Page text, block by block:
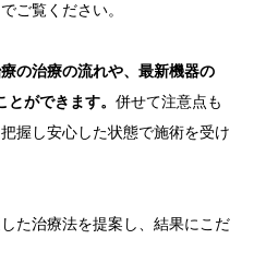
ご覧ください。
の治療の流れや、最新機器の
ができます。 併せて注意点も
握し安心した状態で施術を受け
た治療法を提案し、結果にこだ